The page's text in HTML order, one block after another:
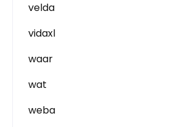
velda
vidaxl
waar
wat
weba